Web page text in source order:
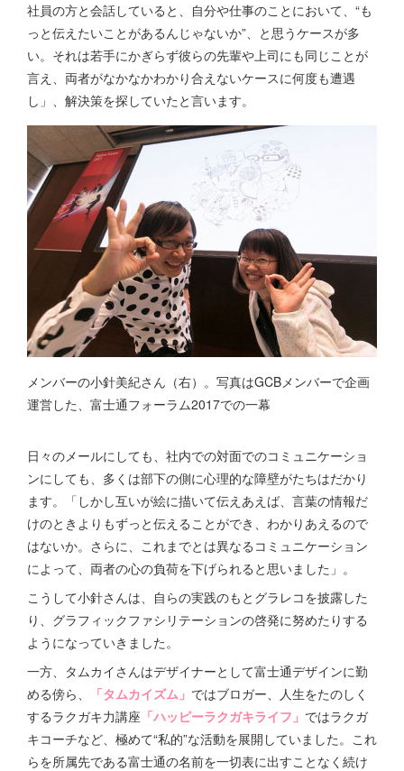
社員の方と会話していると、自分や仕事のことにおいて、“も
っと伝えたいことがあるんじゃないか”、と思うケースが多
い。それは若手にかぎらず彼らの先輩や上司にも同じことが
言え、両者がなかなかわかり合えないケースに何度も遭遇
し」、解決策を探していたと言います。
メンバーの小針美紀さん（右）。写真はGCBメンバーで企画
運営した、富士通フォーラム2017での一幕
日々のメールにしても、社内での対面でのコミュニケーショ
ンにしても、多くは部下の側に心理的な障壁がたちはだかり
ます。「しかし互いが絵に描いて伝えあえば、言葉の情報だ
けのときよりもずっと伝えることができ、わかりあえるので
はないか。さらに、これまでとは異なるコミュニケーション
によって、両者の心の負荷を下げられると思いました」。
こうして小針さんは、自らの実践のもとグラレコを披露した
り、グラフィックファシリテーションの啓発に努めたりする
ようになっていきました。
一方、タムカイさんはデザイナーとして富士通デザインに勤
める傍ら、
「タムカイズム」 ではブロガー、人生をたのしく
するラクガキ力講座 「ハッピーラクガキライフ」 ではラクガ
キコーチなど、極めて“私的”な活動を展開していました。これ
らを所属先である富士通の名前を一切表に出すことなく続け